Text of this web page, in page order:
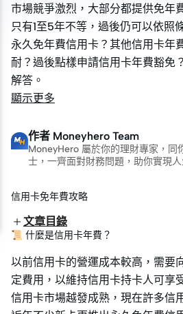
市場競爭激烈，大部分都提供免年
只有1至5年不等，過後仍可以依照
永久免年費信用卡？其他信用卡年
耐？過後點樣申請信用卡年費豁免
解答。
市場競爭激烈，大部分都提供免年
只有1至5年不等，過後仍可以依照
永久免年費信用卡？其他信用卡年
耐？過後點樣申請信用卡年費豁免
解答。
顯示更多
作者 Moneyhero Team
MoneyHero 屬於你的理財專家，同
士，一齊面對財務問題，助你實現
信用卡免年費攻略
文章目錄
📜 什麼是信用卡年費？
以前信用卡的營運成本較高，需要
定費用，以維持信用卡持卡人可享
信用卡市場越發成熟，現在許多信